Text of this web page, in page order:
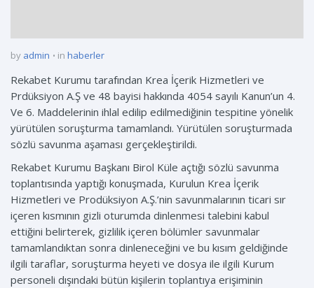
by admin in haberler
Rekabet Kurumu tarafından Krea İçerik Hizmetleri ve
Prdüksiyon A.Ş ve 48 bayisi hakkında 4054 sayılı Kanun’un 4.
Ve 6. Maddelerinin ihlal edilip edilmediğinin tespitine yönelik
yürütülen soruşturma tamamlandı. Yürütülen soruşturmada
sözlü savunma aşaması gerçekleştirildi.
Rekabet Kurumu Başkanı Birol Küle açtığı sözlü savunma
toplantısında yaptığı konuşmada, Kurulun Krea İçerik
Hizmetleri ve Prodüksiyon A.Ş.’nin savunmalarının ticari sır
içeren kısmının gizli oturumda dinlenmesi talebini kabul
ettiğini belirterek, gizlilik içeren bölümler savunmalar
tamamlandıktan sonra dinleneceğini ve bu kısım geldiğinde
ilgili taraflar, soruşturma heyeti ve dosya ile ilgili Kurum
personeli dışındaki bütün kişilerin toplantıya erişiminin